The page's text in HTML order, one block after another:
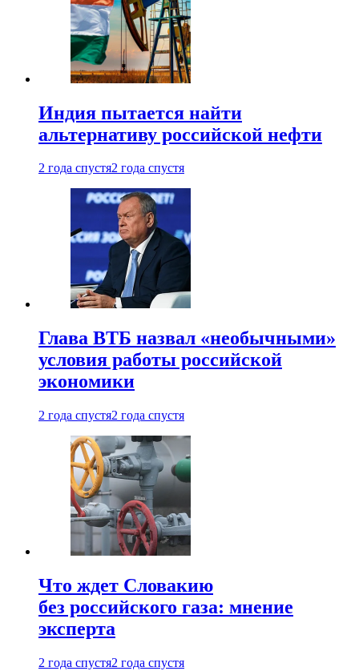
Индия пытается найти
альтернативу российской нефти
2 года спустя2 года спустя
Глава ВТБ назвал «необычными»
условия работы российской
экономики
2 года спустя2 года спустя
Что ждет Словакию
без российского газа: мнение
эксперта
2 года спустя2 года спустя